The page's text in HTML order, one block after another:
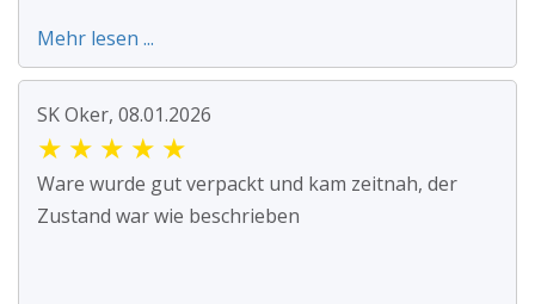
Mehr lesen ...
SK Oker, 08.01.2026
★ ★ ★ ★ ★
Ware wurde gut verpackt und kam zeitnah, der
Zustand war wie beschrieben